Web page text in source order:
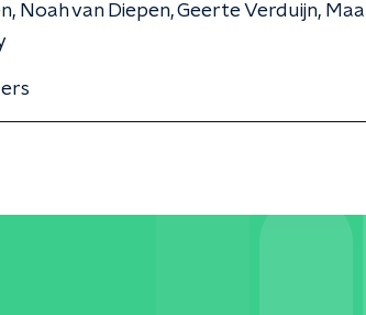
Noah van Diepen, Geerte Verduijn,